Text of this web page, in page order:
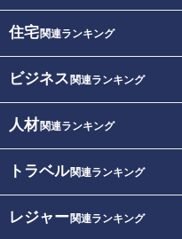
住宅関連ランキング
ビジネス 関連ランキング
人材関連ランキング
トラベル関連ランキング
レジャー関連ランキング